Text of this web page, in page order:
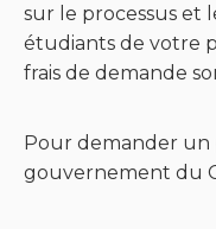
sur le processus et
étudiants de votre
frais de demande
Pour demander un
gouvernement du